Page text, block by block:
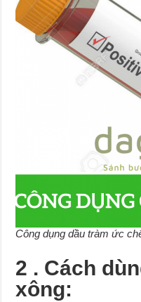
Công dụng dầu tràm ức
2 . Cách
xông: